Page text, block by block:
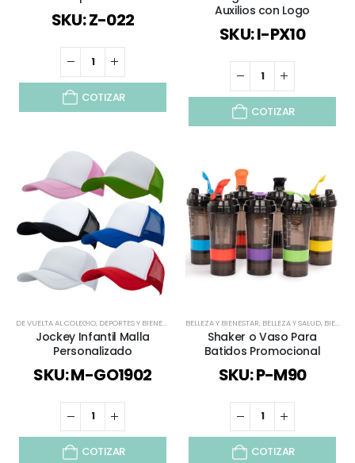
SKU: Z-022
COTIZAR
Auxilios con Logo
SKU: I-PX10
COTIZAR
DE VUELTA AL COLEGIO, DEPORTES Y BIENESTAR INFANTIL Y JUVENIL,JOCKEYS Y GORROS ,ROPA
Jockey Infantil Malla
Personalizado
SKU: M-GO1902
COTIZAR
BELLEZA Y BIENESTAR, BELLEZA Y SALUD, BIENESTAR Y SALUD
Shaker o Vaso Para
Batidos Promocional
SKU: P-M90
COTIZAR